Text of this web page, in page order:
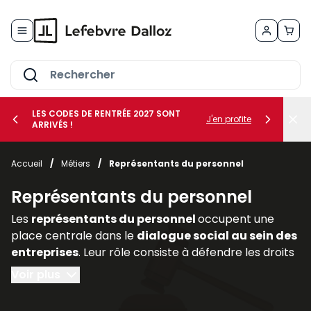
le sous-menu Vos métiers
le sous-menu Vos besoins
LES CODES DE RENTRÉE 2027 SONT
ARRIVÉS !
J'en profite
Accueil / Métiers / Représentants du personnel
Représentants du personnel
Les représentants du personneloccupent une
place centrale dans le dialogue social au sein des
entreprises. Leur rôle consiste à défendre les droits
et intérêts des salariés, à relayer leurs
préoccupations auprès de la direction et à